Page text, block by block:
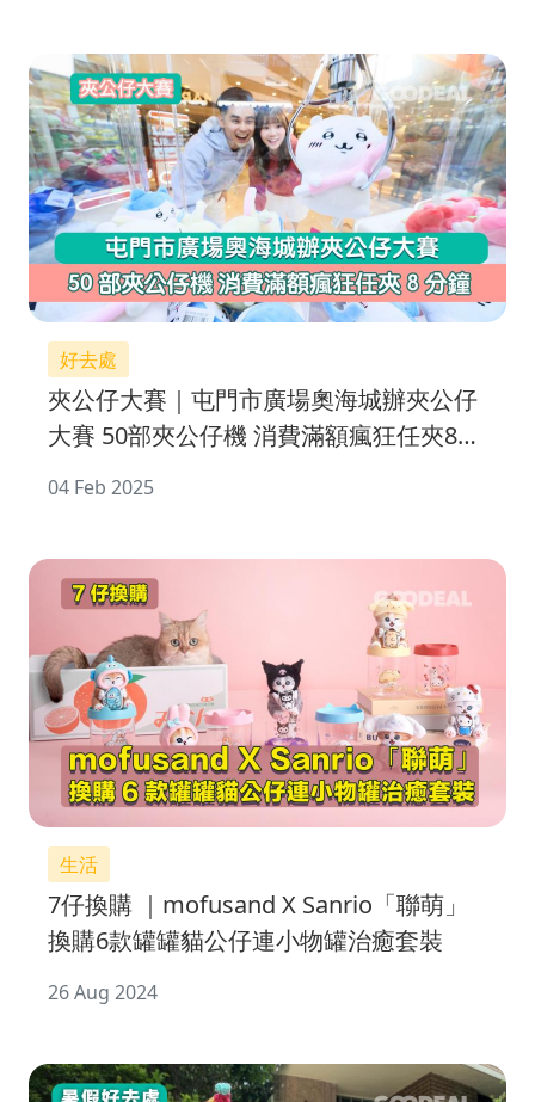
好去處
夾公仔大賽｜屯門市廣場奧海城辦夾公仔
大賽 50部夾公仔機 消費滿額瘋狂任夾8分
04 Feb 2025
生活
7仔換購 ｜mofusand X Sanrio「聯萌」
換購6款罐罐貓公仔連小物罐治癒套裝
26 Aug 2024